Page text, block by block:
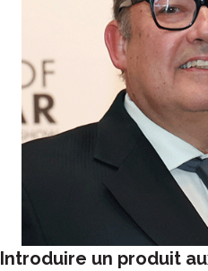
Introduire un produit